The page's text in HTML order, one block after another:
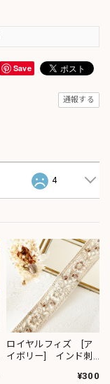
Save
通報する
4
ロイヤルフィズ [ア
イボリー] インド刺
¥300